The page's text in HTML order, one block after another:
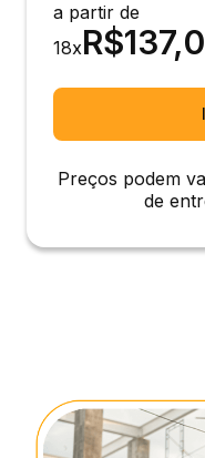
a partir de
18xR$
Preços podem
de